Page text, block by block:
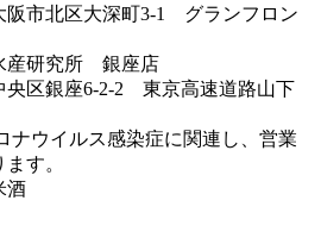
大深町3-1 グランフロン
究所 銀座店
6-2-2 東京高速道路山下
ス感染症に関連し、営業
す。
酒